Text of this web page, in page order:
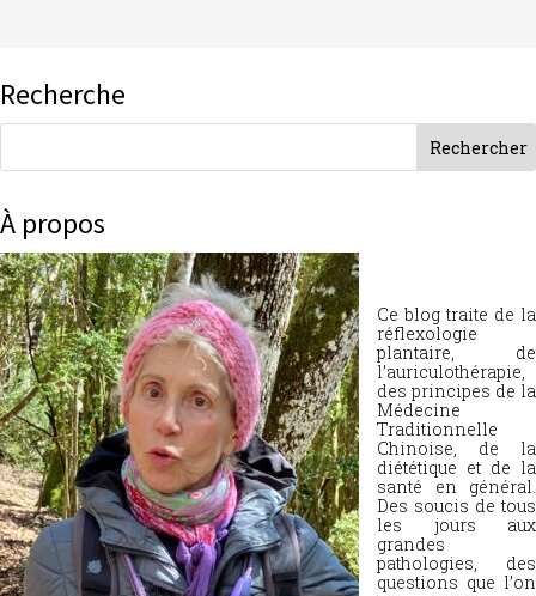
Recherche
À propos
Ce blog traite de la
réflexologie
plantaire, de
l’auriculothérapie,
des principes de la
Médecine
Traditionnelle
Chinoise, de la
diététique et de la
santé en général.
Des soucis de tous
les jours aux
grandes
pathologies, des
questions que l’on